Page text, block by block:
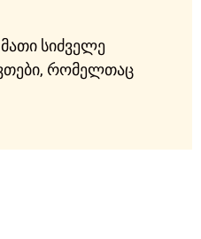
მათი სიძველე
რომელთაც